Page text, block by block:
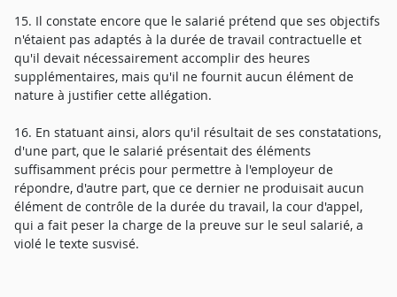
15. Il constate encore que le salarié prétend que ses objectifs
n'étaient pas adaptés à la durée de travail contractuelle et
qu'il devait nécessairement accomplir des heures
supplémentaires, mais qu'il ne fournit aucun élément de
nature à justifier cette allégation.
16. En statuant ainsi, alors qu'il résultait de ses constatations,
d'une part, que le salarié présentait des éléments
suffisamment précis pour permettre à l'employeur de
répondre, d'autre part, que ce dernier ne produisait aucun
élément de contrôle de la durée du travail, la cour d'appel,
qui a fait peser la charge de la preuve sur le seul salarié, a
violé le texte susvisé.